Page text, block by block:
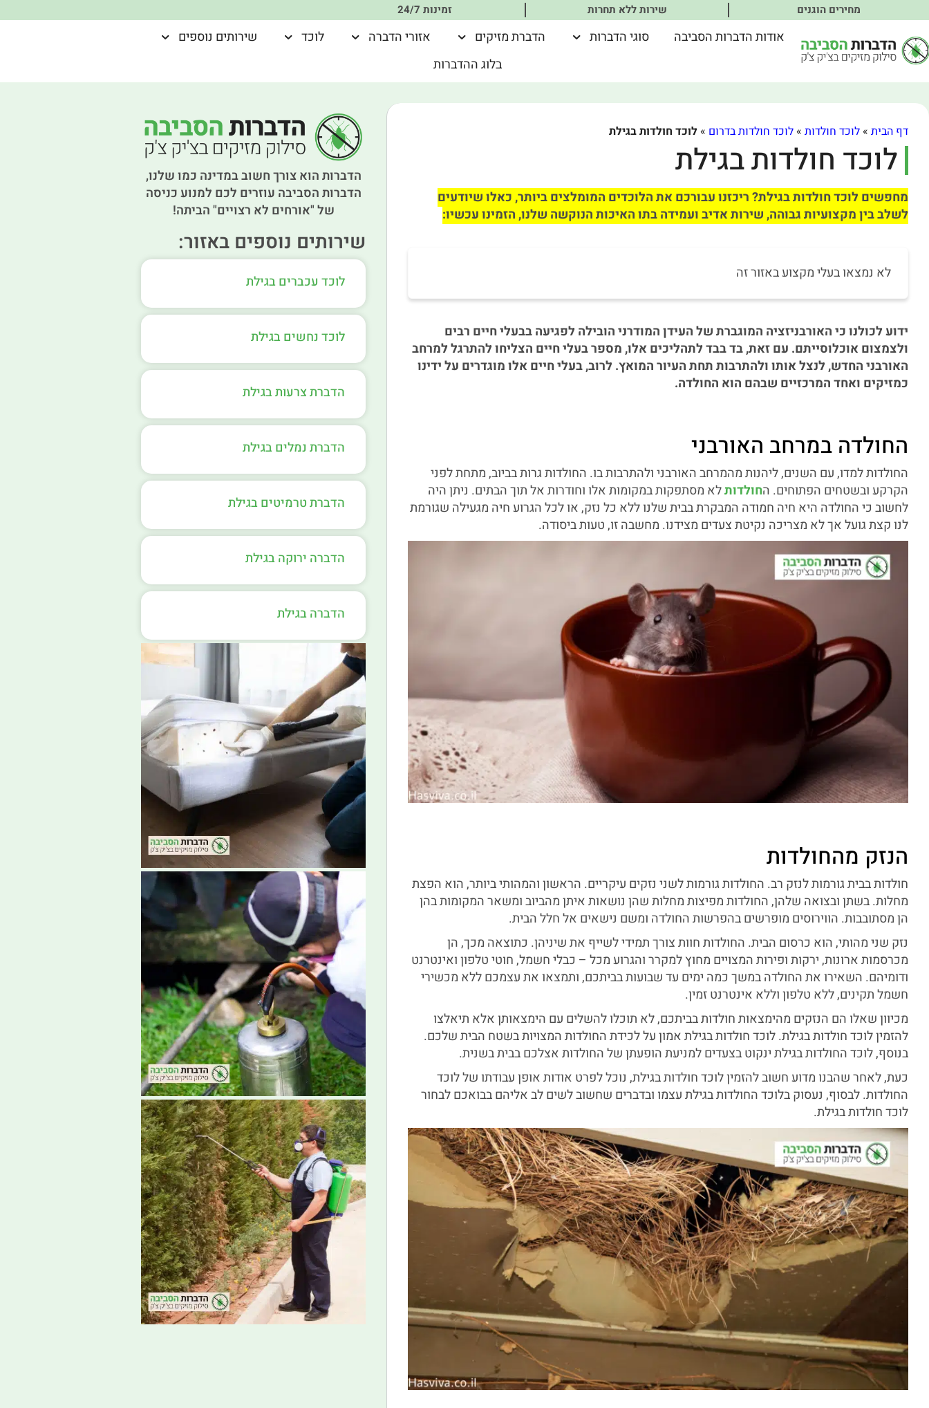
מחירים הוגנים שירות ללא תחרות זמינות 24/7
אודות הדברות הסביבה סוגי הדברות הדברת מזיקים אזורי הדברה לוכד
שירותים נוספים
בלוג ההדברות
דף הבית »לוכד חולדות »לוכד חולדות בדרום »לוכד חולדות בגילת
לוכד חולדות בגילת
מחפשים לוכד חולדות בגילת? ריכזנו עבורכם את הלוכדים המומלצים ביותר, כאלו שיודעים
לשלב בין מקצועיות גבוהה, שירות אדיב ועמידה בתו האיכות הנוקשה שלנו, הזמינו עכשיו:
לא נמצאו בעלי מקצוע באזור זה
ידוע לכולנו כי האורבניזציה המוגברת של העידן המודרני הובילה לפגיעה בבעלי חיים רבים
ולצמצום אוכלוסייתם. עם זאת, בד בבד לתהליכים אלו, מספר בעלי חיים הצליחו להתרגל למרחב
האורבני החדש, לנצל אותו ולהתרבות תחת העיור המואץ. לרוב, בעלי חיים אלו מוגדרים על ידינו
כמזיקים ואחד המרכזיים שבהם הוא החולדה.
החולדה במרחב האורבני
החולדות למדו, עם השנים, ליהנות מהמרחב האורבני ולהתרבות בו. החולדות גרות בביוב, מתחת לפני
הקרקע ובשטחים הפתוחים. החולדותלא מסתפקות במקומות אלו וחודרות אל תוך הבתים. ניתן היה
לחשוב כי החולדה היא חיה חמודה המבקרת בבית שלנו ללא כל נזק, או לכל הגרוע חיה מגעילה שגורמת
לנו קצת גועל אך לא מצריכה נקיטת צעדים מצידנו. מחשבה זו, טעות ביסודה.
הנזק מהחולדות
חולדות בבית גורמות לנזק רב. החולדות גורמות לשני נזקים עיקריים. הראשון והמהותי ביותר, הוא הפצת
מחלות. בשתן ובצואה שלהן, החולדות מפיצות מחלות שהן נושאות איתן מהביוב ומשאר המקומות בהן
הן מסתובבות. הווירוסים מופרשים בהפרשות החולדה ומשם נישאים אל חלל הבית.
נזק שני מהותי, הוא כרסום הבית. החולדות חוות צורך תמידי לשייף את שיניהן. כתוצאה מכך, הן
מכרסמות ארונות, ירקות ופירות המצויים מחוץ למקרר והגרוע מכל – כבלי חשמל, חוטי טלפון ואינטרנט
ודומיהם. השאירו את החולדה במשך כמה ימים עד שבועות בביתכם, ותמצאו את עצמכם ללא מכשירי
חשמל תקינים, ללא טלפון וללא אינטרנט זמין.
מכיוון שאלו הם הנזקים מהימצאות חולדות בביתכם, לא תוכלו להשלים עם הימצאותן אלא תיאלצו
להזמין לוכד חולדות בגילת. לוכד חולדות בגילת אמון על לכידת החולדות המצויות בשטח הבית שלכם.
בנוסף, לוכד החולדות בגילת ינקוט בצעדים למניעת הופעתן של החולדות אצלכם בבית בשנית.
כעת, לאחר שהבנו מדוע חשוב להזמין לוכד חולדות בגילת, נוכל לפרט אודות אופן עבודתו של לוכד
החולדות. לבסוף, נעסוק בלוכד החולדות בגילת עצמו ובדברים שחשוב לשים לב אליהם בבואכם לבחור
לוכד חולדות בגילת.
הדברות הוא צורך חשוב במדינה כמו שלנו,
הדברות הסביבה עוזרים לכם למנוע כניסה
של "אורחים לא רצויים" הביתה!
שירותים נוספים באזור:
לוכד עכברים בגילת
לוכד נחשים בגילת
הדברת צרעות בגילת
הדברת נמלים בגילת
הדברת טרמיטים בגילת
הדברה ירוקה בגילת
הדברה בגילת